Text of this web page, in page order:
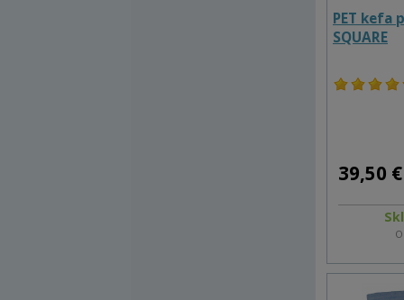
PET kefa
SQUARE
39,50 €